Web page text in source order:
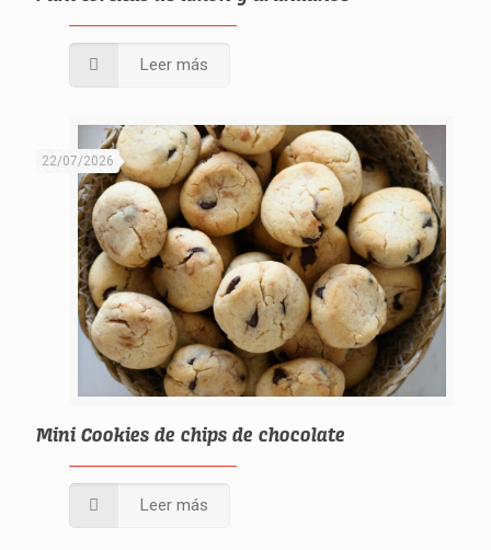
Leer más
22/07/2026
Mini Cookies de chips de chocolate
Leer más